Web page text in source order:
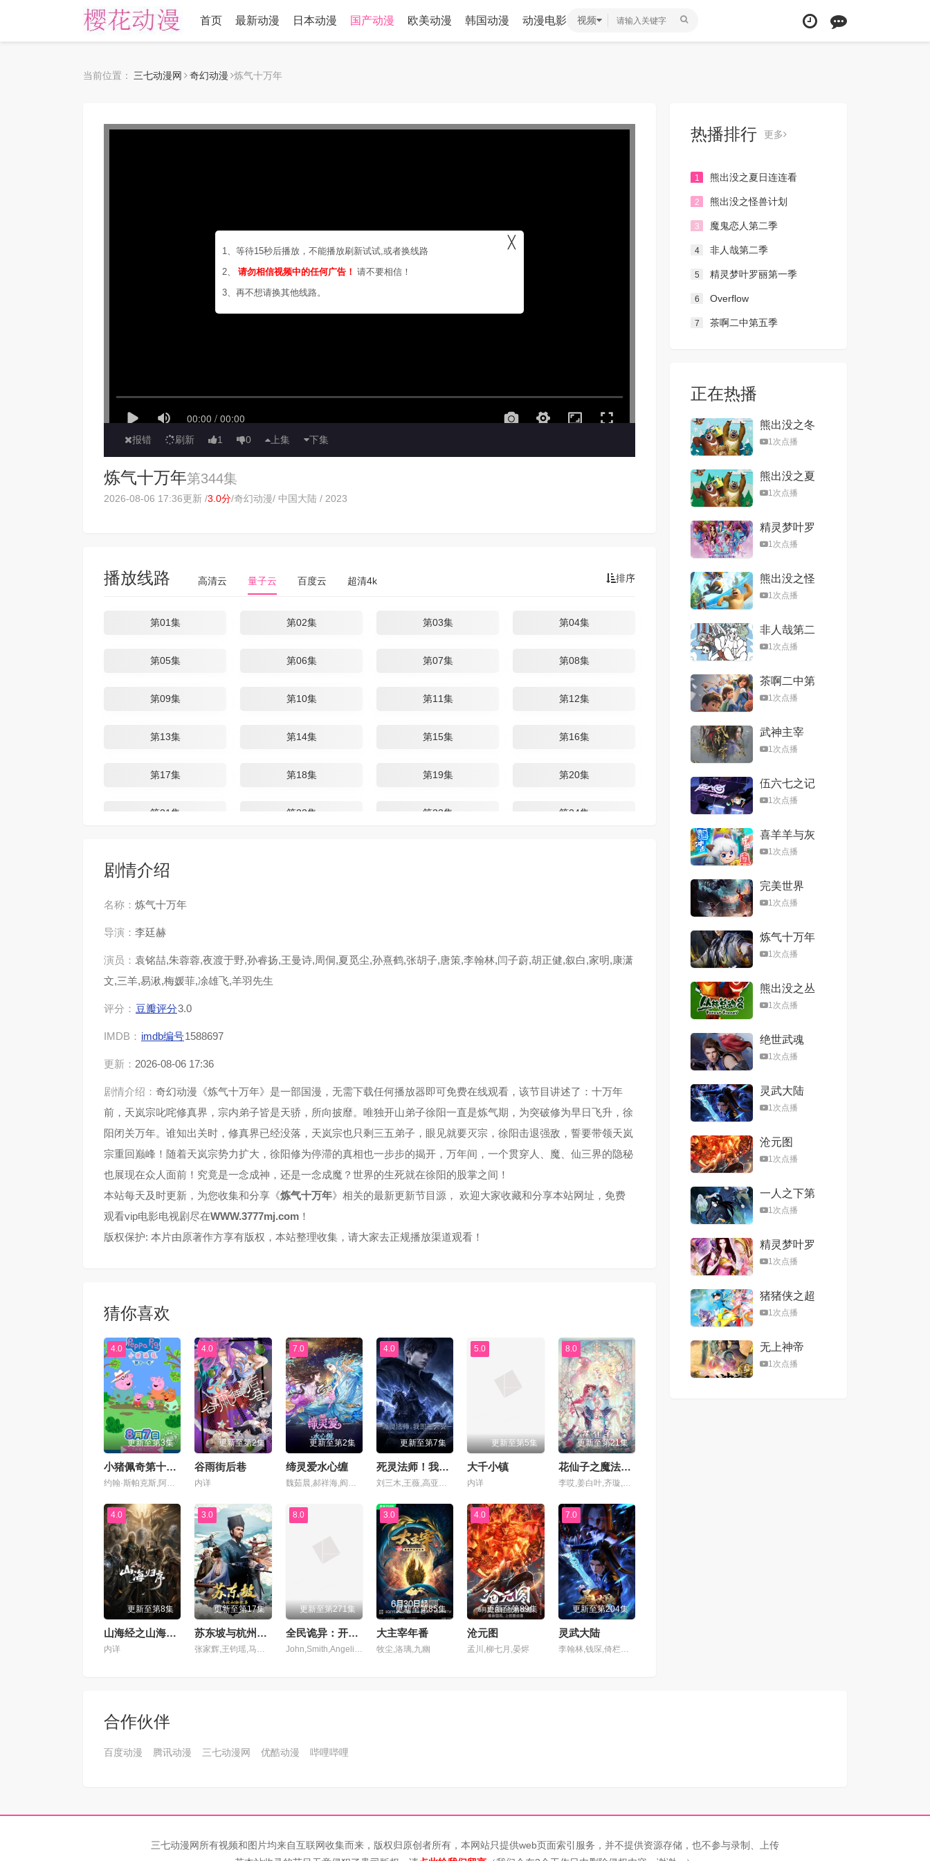
首页 最新动漫 日本动漫 国产动漫 欧美动漫 韩国动漫 动漫电影 视频
当前位置： 三七动漫网 奇幻动漫 炼气十万年
报错 刷新 1 0 上集 下集
1、等待15秒后播放，不能播放刷新试试,或者换线路
2、
请勿相信视频中的任何广告！ 请不要相信！
3、再不想请换其他线路。
╳
炼气十万年第344集
2026-08-06 17:36更新 /3.0分/奇幻动漫/ 中国大陆 / 2023
排序
播放线路 高清云 量子云 百度云 超清4k
第01集 第02集 第03集 第04集
第05集 第06集 第07集 第08集
第09集 第10集 第11集 第12集
第13集 第14集 第15集 第16集
第17集 第18集 第19集 第20集
第21集 第22集 第23集 第24集
第33集
第37集 第38集 第39集 第40集
第41集
第45集
第53集 第54集 第55集 第56集
第57集 第58集 第59集 第60集
第61集 第62集 第63集 第64集
第65集 第66集 第67集
第73集
第77集 第78集 第79集 第80集
第81集 第82集 第83集 第84集
第85集 第86集 第87集 第88集
第89集 第90集 第91集 第92集
第97集 第99集 第100集
第101集 第103集 第104集
第105集 第106集 第107集 第108集
第110集 第111集 第112集
第117集
第129集 第130集 第131集 第132集
剧情介绍
名称： 炼气十万年
导演： 李廷赫
演员： 袁铭喆,朱蓉蓉,夜渡于野,孙睿扬,王曼诗,周侗,夏觅尘,孙熹鹤,张胡子,唐策,李翰林,闫子蔚,胡正健,叙白,家明,康潇
文,三羊,易湫,梅媛菲,凃雄飞,羊羽先生
评分： 豆瓣评分3.0
IMDB： imdb编号1588697
更新： 2026-08-06 17:36
剧情介绍： 奇幻动漫《炼气十万年》是一部国漫，无需下载任何播放器即可免费在线观看，该节目讲述了：十万年
前，天岚宗叱咤修真界，宗内弟子皆是天骄，所向披靡。唯独开山弟子徐阳一直是炼气期，为突破修为早日飞升，徐
阳闭关万年。谁知出关时，修真界已经没落，天岚宗也只剩三五弟子，眼见就要灭宗，徐阳击退强敌，誓要带领天岚
宗重回巅峰！随着天岚宗势力扩大，徐阳修为停滞的真相也一步步的揭开，万年间，一个贯穿人、魔、仙三界的隐秘
也展现在众人面前！究竟是一念成神，还是一念成魔？世界的生死就在徐阳的股掌之间！
本站每天及时更新，为您收集和分享《炼气十万年》相关的最新更新节目源， 欢迎大家收藏和分享本站网址，免费
观看vip电影电视剧尽在WWW.3777mj.com ！
版权保护: 本片由原著作方享有版权，本站整理收集，请大家去正规播放渠道观看！
猜你喜欢
4.0
更新至第3集
小猪佩奇第十二季
约翰·斯帕克斯,阿梅丽·碧·史密斯,理查德·赖丁斯,莫温娜·班克斯,Kira Monteith,Alice May
4.0
更新至第2集
谷雨街后巷
内详
7.0
更新至第2集
缔灵爱水心缠
魏茹晨,郝祥海,阎么么,陈张太康,关云月,楚越,闫夜桥,刘知否,林柏青,陆庚宜,图特哈蒙,金琪
4.0
更新至第7集
死灵法师！我即是天灾动漫版
刘三木,王薇,高亚亚,夜叉,北炎,张恩泽,林帽帽
5.0
更新至第5集
大千小镇
内详
8.0
更新至第21集
花仙子之魔法香对论
李哎,姜白叶,齐璇,马斑马,江时暖,颜辉,叮当,司小幽,江月,萧秋子,黎筱濛,戈昕宇,黄玮,小连杀,任景行,刘渕,李沈倩,张啸雨,崔轶辰,王辅平,吴童,斯诺,王世旸
4.0
更新至第8集
山海经之山海归序
内详
3.0
更新至第17集
苏东坡与杭州的故事
张家辉,王钧瑶,马嘉琳,戈昕宇,李雨泽,王诩,张加麒,苏阳林,司小幽,小五,顾炎,正正,王辅平,董灿,陈鸿鑫,海绵,明夜风
8.0
更新至第271集
全民诡异：开局掌握零元购动态漫
John,Smith,Angelina,Jolie
3.0
更新至第85集
大主宰年番
牧尘,洛璃,九幽
4.0
更新至第89集
沧元图
孟川,柳七月,晏烬
7.0
更新至第204集
灵武大陆
李翰林,钱琛,倚栏桡,张恩泽,赵熠彤,小浣,温溪,蔡娜,齐璇,李哎,麻雀,黄玮,阿福,杨昕燃
热播排行 更多
1 熊出没之夏日连连看
2 熊出没之怪兽计划
3 魔鬼恋人第二季
4 非人哉第二季
5 精灵梦叶罗丽第一季
6 Overflow
7 茶啊二中第五季
正在热播
熊出没之冬
日乐翻天
1次点播
熊出没之夏
日连连看
1次点播
精灵梦叶罗
丽第一季
1次点播
熊出没之怪
兽计划
1次点播
非人哉第二
季1次点播
茶啊二中第
五季1次点播
武神主宰
1次点播
伍六七之记
忆碎片
1次点播
喜羊羊与灰
太狼之心世
1次点播
完美世界
1次点播
炼气十万年
1次点播
熊出没之丛
林总动员
1次点播
绝世武魂
1次点播
灵武大陆
1次点播
沧元图
1次点播
一人之下第
六季1次点播
精灵梦叶罗
丽第八季
1次点播
猪猪侠之超
星五灵侠第
1次点播
无上神帝
1次点播
合作伙伴
百度动漫 腾讯动漫 三七动漫网 优酷动漫 哔哩哔哩
三七动漫网所有视频和图片均来自互联网收集而来，版权归原创者所有，本网站只提供web页面索引服务，并不提供资源存储，也不参与录制、上传